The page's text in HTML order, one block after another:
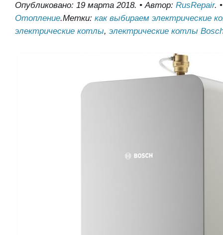
Опубликовано: 19 марта 2018. •Автор: RusRepair.
Отопление.Метки: как выбираем электрические
электрические котлы, электрические котлы